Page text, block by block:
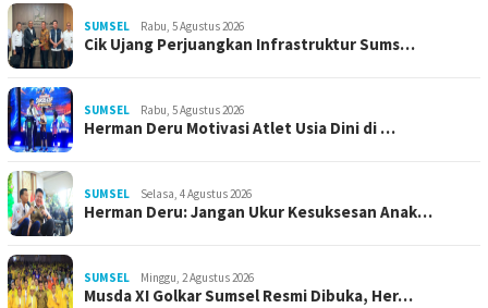
SUMSEL Rabu, 5 Agustus 2026
Cik Ujang Perjuangkan Infrastruktur Sums…
SUMSEL Rabu, 5 Agustus 2026
Herman Deru Motivasi Atlet Usia Dini di …
SUMSEL Selasa, 4 Agustus 2026
Herman Deru: Jangan Ukur Kesuksesan Anak…
SUMSEL Minggu, 2 Agustus 2026
Musda XI Golkar Sumsel Resmi Dibuka, Her…